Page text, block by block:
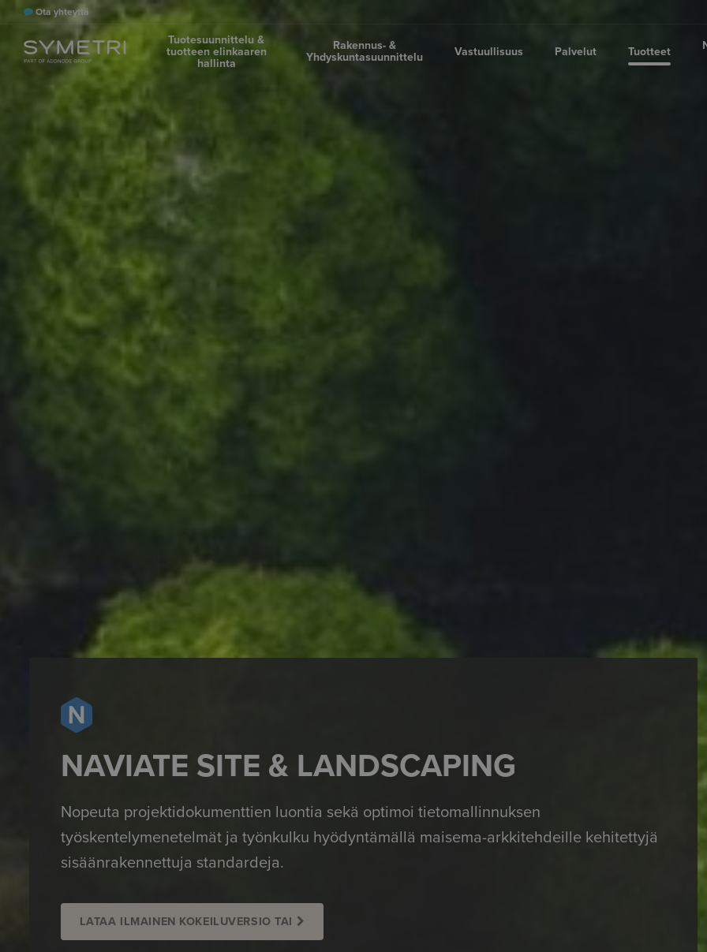
Ota yhteyttä
Tuotesuunnittelu &
tuotteen elinkaaren
hallinta
Rakennus- &
Yhdyskuntasuunnittelu
Vastuullisuus Palvelut Tuotteet
NAVIATE SITE & LANDSCAPING
Nopeuta projektidokumenttien luontia sekä optimoi tietomallinnuksen
työskentelymenetelmät ja työnkulku hyödyntämällä maisema-arkkitehdeille kehitettyjä
sisäänrakennettuja standardeja.
LATAA ILMAINEN KOKEILUVERSIO TAI